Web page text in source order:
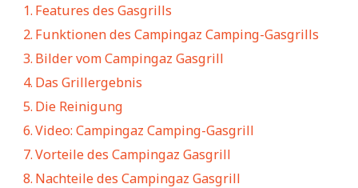
Features des Gasgrills
Funktionen des Campingaz Camping-Gasgrills
Bilder vom Campingaz Gasgrill
Das Grillergebnis
Die Reinigung
Video: Campingaz Camping-Gasgrill
Vorteile des Campingaz Gasgrill
Nachteile des Campingaz Gasgrill